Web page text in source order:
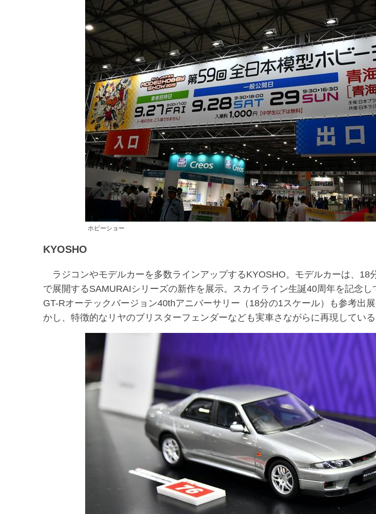
ホビーショー
KYOSHO
ラジコンやモデルカーを多数ラインアップするKYOSHO。モデルカーは、18
で展開するSAMURAIシリーズの新作を展示。スカイライン生誕40周年を記念
GT-Rオーテックバージョン40thアニバーサリー（18分の1スケール）も参考出
かし、特徴的なリヤのブリスターフェンダーなども実車さながらに再現している